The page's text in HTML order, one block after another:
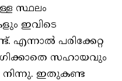
സ്ഥലം
ഇവിടെ
എന്നാല്‍ പരിക്കേറ്റ
സഹായവും
നിന്നു. ഇതുകണ്ട